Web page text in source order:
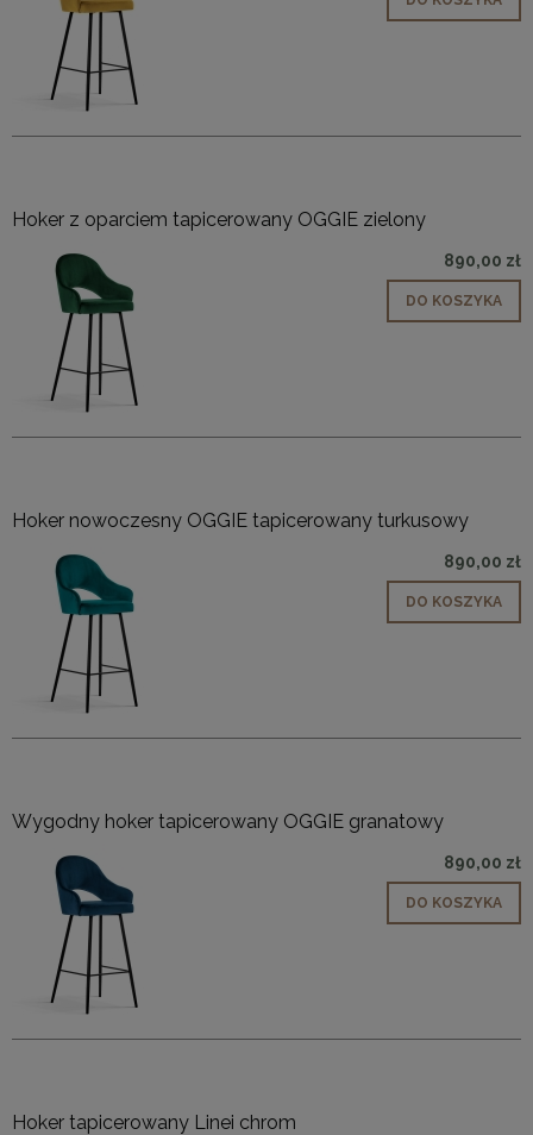
Hoker z oparciem tapicerowany OGGIE zielony
890,00 zł
DO KOSZYKA
Hoker nowoczesny OGGIE tapicerowany turkusowy
890,00 zł
DO KOSZYKA
Wygodny hoker tapicerowany OGGIE granatowy
890,00 zł
DO KOSZYKA
Hoker tapicerowany Linei chrom